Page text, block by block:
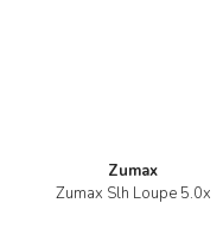
Zumax
Zumax Slh Loupe 5.0x